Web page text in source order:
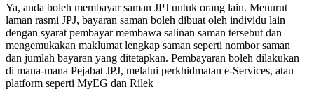
Ya, anda boleh membayar saman JPJ untuk orang lain. Menurut
laman rasmi JPJ, bayaran saman boleh dibuat oleh individu lain
dengan syarat pembayar membawa salinan saman tersebut dan
mengemukakan maklumat lengkap saman seperti nombor saman
dan jumlah bayaran yang ditetapkan. Pembayaran boleh dilakukan
di mana-mana Pejabat JPJ, melalui perkhidmatan e-Services, atau
platform seperti MyEG dan Rilek